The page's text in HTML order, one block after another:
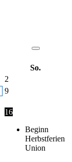
So.
2
9
16
Beginn
Herbstferien
Union